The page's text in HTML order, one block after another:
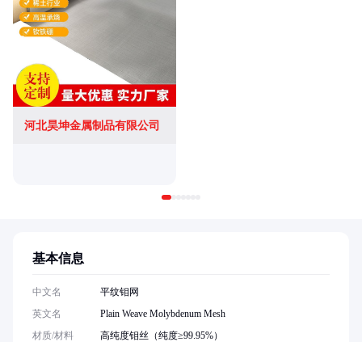
河北昊坤金属制品有限公司
基本信息
中文名
平纹钼网
英文名
Plain Weave Molybdenum Mesh
材质/材料
高纯度钼丝（纯度≥99.95%）